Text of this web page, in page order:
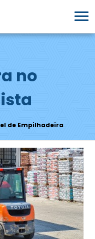
no
de Empilhadeira